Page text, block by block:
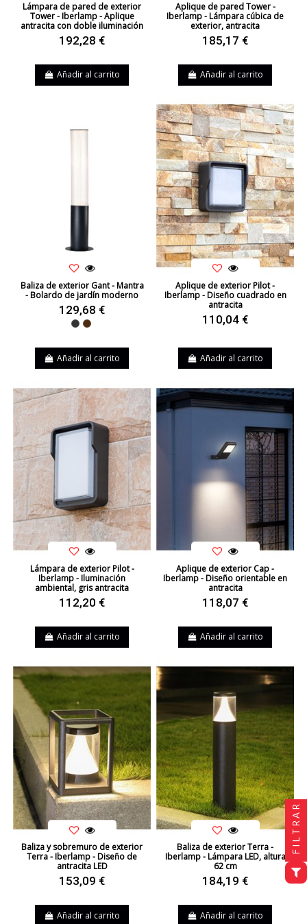
Lámpara de pared de exterior
Tower - Iberlamp - Aplique
antracita con doble iluminación
192,28 €
Añadir al carrito
Aplique de pared Tower -
Iberlamp - Lámpara cúbica de
exterior, antracita
185,17 €
Añadir al carrito
Baliza de exterior Gant - Mantra
- Bolardo de jardín moderno
129,68 €
NegroMarrón
Añadir al carrito
Aplique de exterior Pilot -
Iberlamp - Diseño cuadrado en
antracita
110,04 €
Añadir al carrito
Lámpara de exterior Pilot -
Iberlamp - Iluminación
ambiental, gris antracita
112,20 €
Añadir al carrito
Aplique de exterior Cap -
Iberlamp - Diseño orientable en
antracita
118,07 €
Añadir al carrito
Baliza y sobremuro de exterior
Terra - Iberlamp - Diseño de
antracita LED
153,09 €
Añadir al carrito
Baliza de exterior Terra -
Iberlamp - Lámpara LED, altura
62 cm
184,19 €
Añadir al carrito
FILTRAR